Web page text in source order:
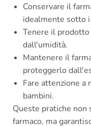
Conservare il
idealmente sotto i
Tenere il
dall'umidità.
Mantenere il
proteggerlo
Fare attenzione a
bambini.
Queste pratiche non
farmaco, ma